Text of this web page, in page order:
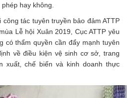
hay không.
tác tuyên truyền bảo đảm ATTP
Lễ hội Xuân 2019, Cục ATTP yêu
có thẩm quyền cần đẩy mạnh tuyên
về điều kiện vệ sinh cơ sở, trang
xuất, chế biến và kinh doanh thực